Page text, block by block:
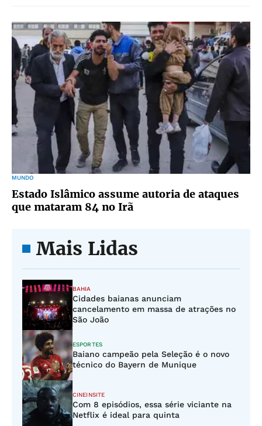
MUNDO
Estado Islâmico assume autoria de ataques
que mataram 84 no Irã
Mais Lidas
BAHIA
Cidades baianas anunciam
cancelamento em massa de atrações no
São João
ESPORTES
Baiano campeão pela Seleção é o novo
técnico do Bayern de Munique
CINEINSITE
Com 8 episódios, essa série viciante na
Netflix é ideal para quinta